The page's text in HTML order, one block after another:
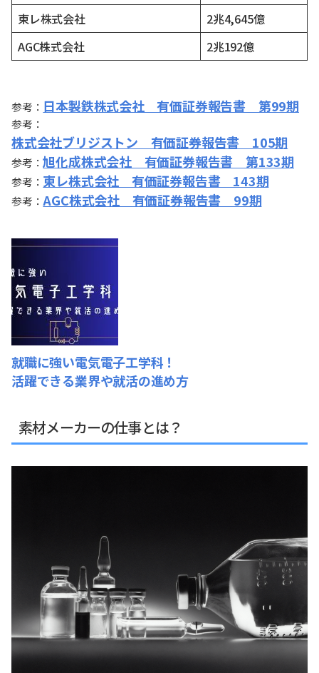
東レ株式会社
2兆4,645億
AGC株式会社
2兆192億
参考： 日本製鉄株式会社 有価証券報告書 第99期
参考：
株式会社ブリジストン 有価証券報告書 105期
参考：旭化成株式会社 有価証券報告書 第133期
参考： 東レ株式会社 有価証券報告書 143期
参考：AGC株式会社 有価証券報告書 99期
就職に強い電気電子工学科！
活躍できる業界や就活の進め方
素材メーカーの仕事とは？